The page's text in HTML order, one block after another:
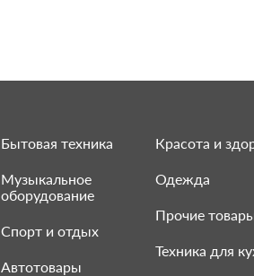
Бытовая техника
Музыкальное
оборудование
Спорт и отдых
Автотовары
Красота и
Одежда
Прочие
Техника для